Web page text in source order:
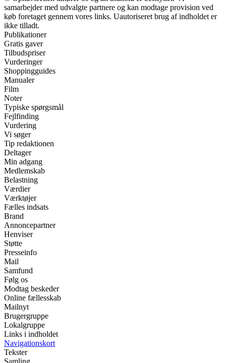
samarbejder med udvalgte partnere og kan modtage provision ved
køb foretaget gennem vores links. Uautoriseret brug af indholdet er
ikke tilladt.
Publikationer
Gratis gaver
Tilbudspriser
Vurderinger
Shoppingguides
Manualer
Film
Noter
Typiske spørgsmål
Fejlfinding
Vurdering
Vi søger
Tip redaktionen
Deltager
Min adgang
Medlemskab
Belastning
Værdier
Værktøjer
Fælles indsats
Brand
Annoncepartner
Henviser
Støtte
Presseinfo
Mail
Samfund
Følg os
Modtag beskeder
Online fællesskab
Mailnyt
Brugergruppe
Lokalgruppe
Links i indholdet
Navigationskort
Tekster